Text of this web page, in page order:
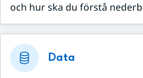
och hur ska du förstå
Data